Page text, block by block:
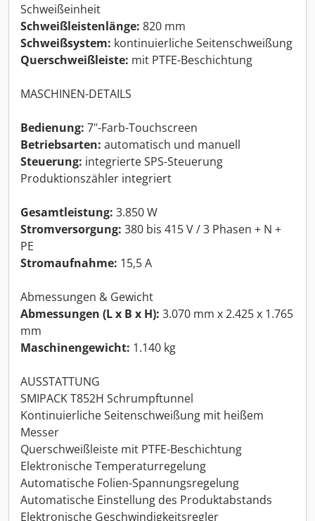
Schweißeinheit
Schweißleistenlänge: 820 mm
Schweißsystem: kontinuierliche Seitenschweißung
Querschweißleiste: mit PTFE-Beschichtung
MASCHINEN-DETAILS
Bedienung: 7"-Farb-Touchscreen
Betriebsarten: automatisch und manuell
Steuerung: integrierte SPS-Steuerung
Produktionszähler integriert
Gesamtleistung: 3.850 W
Stromversorgung: 380 bis 415 V / 3 Phasen + N +
PE
Stromaufnahme: 15,5 A
Abmessungen & Gewicht
Abmessungen (L x B x H): 3.070 mm x 2.425 x 1.765
mm
Maschinengewicht: 1.140 kg
AUSSTATTUNG
SMIPACK T852H Schrumpftunnel
Kontinuierliche Seitenschweißung mit heißem
Messer
Querschweißleiste mit PTFE-Beschichtung
Elektronische Temperaturregelung
Automatische Folien-Spannungsregelung
Automatische Einstellung des Produktabstands
Elektronische Geschwindigkeitsregler